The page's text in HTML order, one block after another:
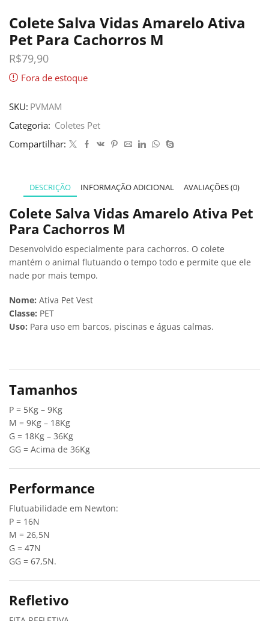
Colete Salva Vidas Amarelo Ativa
Pet Para Cachorros M
R$79,90
Fora de estoque
SKU: PVMAM
Categoria: Coletes Pet
Compartilhar:
DESCRIÇÃO INFORMAÇÃO ADICIONAL AVALIAÇÕES (0)
Colete Salva Vidas Amarelo Ativa Pet
Para Cachorros M
Desenvolvido especialmente para cachorros. O colete
mantém o animal flutuando o tempo todo e permite que ele
nade por mais tempo.
Nome: Ativa Pet Vest
Classe: PET
Uso: Para uso em barcos, piscinas e águas calmas.
Tamanhos
P = 5Kg – 9Kg
M = 9Kg – 18Kg
G = 18Kg – 36Kg
GG = Acima de 36Kg
Performance
Flutuabilidade em Newton:
P = 16N
M = 26,5N
G = 47N
GG = 67,5N.
Refletivo